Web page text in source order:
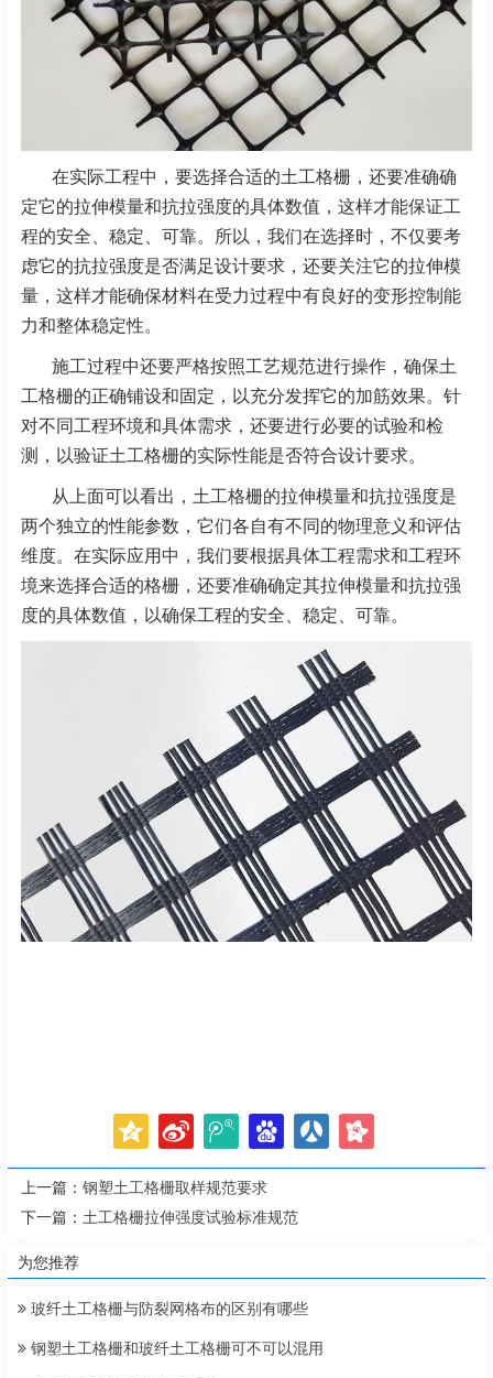
在实际工程中，要选择合适的土工格栅，还要准确确
定它的拉伸模量和抗拉强度的具体数值，这样才能保证工
程的安全、稳定、可靠。所以，我们在选择时，不仅要考
虑它的抗拉强度是否满足设计要求，还要关注它的拉伸模
量，这样才能确保材料在受力过程中有良好的变形控制能
力和整体稳定性。
施工过程中还要严格按照工艺规范进行操作，确保土
工格栅的正确铺设和固定，以充分发挥它的加筋效果。针
对不同工程环境和具体需求，还要进行必要的试验和检
测，以验证土工格栅的实际性能是否符合设计要求。
从上面可以看出，土工格栅的拉伸模量和抗拉强度是
两个独立的性能参数，它们各自有不同的物理意义和评估
维度。在实际应用中，我们要根据具体工程需求和工程环
境来选择合适的格栅，还要准确确定其拉伸模量和抗拉强
度的具体数值，以确保工程的安全、稳定、可靠。
上一篇： 钢塑土工格栅取样规范要求
下一篇： 土工格栅拉伸强度试验标准规范
为您推荐
玻纤土工格栅与防裂网格布的区别有哪些
钢塑土工格栅和玻纤土工格栅可不可以混用